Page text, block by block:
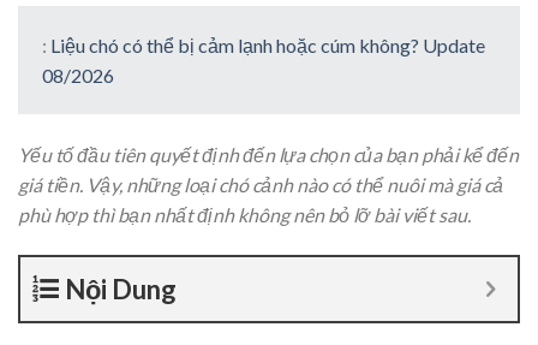
: Liệu chó có thể bị cảm lạnh hoặc cúm không? Update
08/2026
Yếu tố đầu tiên quyết định đến lựa chọn của bạn phải kể đến
giá tiền. Vậy, những loại chó cảnh nào có thể nuôi mà giá cả
phù hợp thì bạn nhất định không nên bỏ lỡ bài viết sau.
Nội Dung